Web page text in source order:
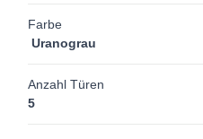
Farbe
Uranograu
Anzahl Türen
5